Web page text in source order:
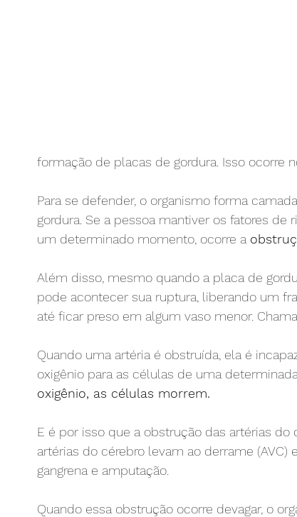
formação de placas de gordura. Isso ocorre
Para se defender, o organismo forma
gordura. Se a pessoa mantiver os fatores
um determinado momento, ocorre a
Além disso, mesmo quando a placa de
pode acontecer sua ruptura, liberando um
até ficar preso em algum vaso menor.
Quando uma artéria é obstruída, ela é
oxigênio para as células de uma determinada
oxigênio, as células morrem.
E é por isso que a obstrução das artérias
artérias do cérebro levam ao derrame
gangrena e amputação.
Quando essa obstrução ocorre devagar, o